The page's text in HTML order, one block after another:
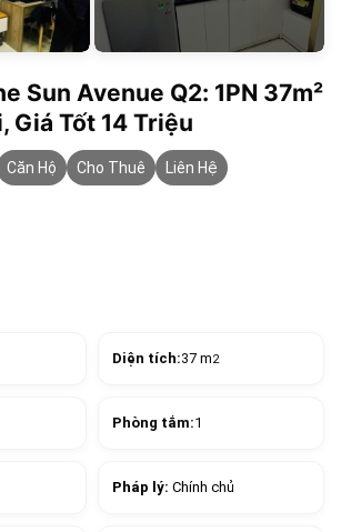
Sun Avenue Q2: 1PN 37m²
Giá Tốt 14 Triệu
Căn Hộ Cho Thuê Liên Hệ
Diện tích:37 m2
Phòng tắm:1
Pháp lý: Chính chủ